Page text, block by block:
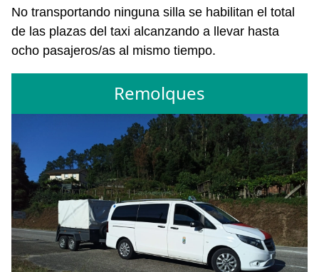
No transportando ninguna silla se habilitan el total
de las plazas del taxi alcanzando a llevar hasta
ocho pasajeros/as al mismo tiempo.
Remolques